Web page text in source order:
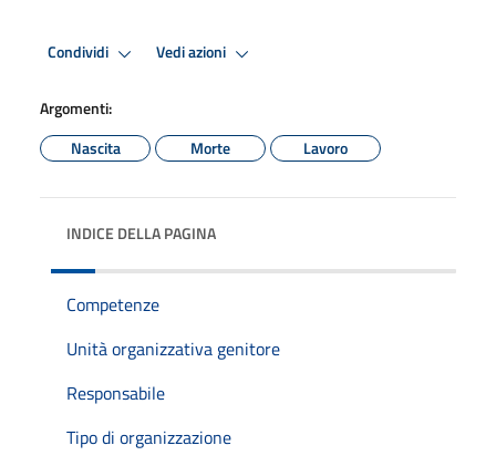
Condividi Vedi azioni
Argomenti:
Nascita
Morte Lavoro
INDICE DELLA PAGINA
Competenze
Unità organizzativa genitore
Responsabile
Tipo di organizzazione